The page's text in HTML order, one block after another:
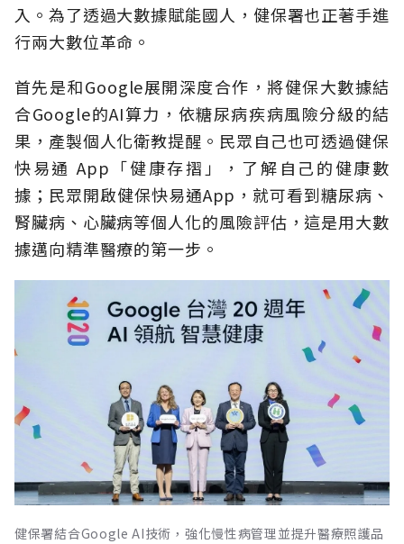
入。為了透過大數據賦能國人，健保署也正著手進
行兩大數位革命。
首先是和Google展開深度合作，將健保大數據結
合Google的AI算力，依糖尿病疾病風險分級的結
果，產製個人化衛教提醒。民眾自己也可透過健保
快易通 App「健康存摺」，了解自己的健康數
據；民眾開啟健保快易通App，就可看到糖尿病、
腎臟病、心臟病等個人化的風險評估，這是用大數
據邁向精準醫療的第一步。
健保署結合Google AI技術，強化慢性病管理並提升醫療照護品